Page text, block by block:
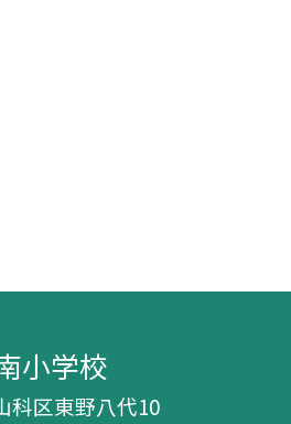
小学校
科区東野八代10